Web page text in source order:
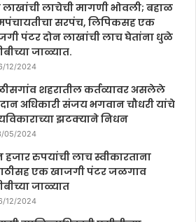
लाखांची लाचेची मागणी भोवली; बहाळ
सरपंच, लिपिकसह एक
पंटर दोन लाखांची लाच घेतांना धुळे
जाळ्यात.
12/2024
शहरातील कर्तव्यावर असलेले
अधिकारी संजय भगवान चौधरी यांचे
झटक्याने निधन
05/2024
हजार रुपयांची लाच स्वीकारताना
एक खाजगी पंटर जळगाव
जाळ्यात
12/2024